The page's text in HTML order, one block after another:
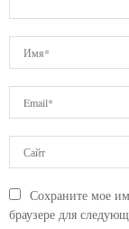
Сохраните мое
браузере для